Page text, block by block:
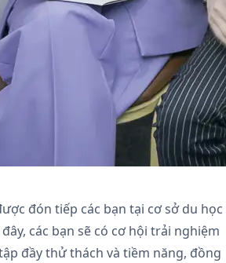
đón tiếp các bạn tại cơ sở du học
các bạn sẽ có cơ hội trải nghiệm
đầy thử thách và tiềm năng, đồng